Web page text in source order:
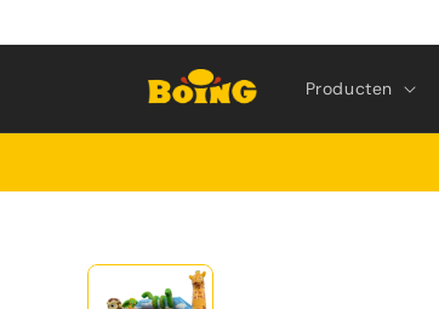
content
Producten